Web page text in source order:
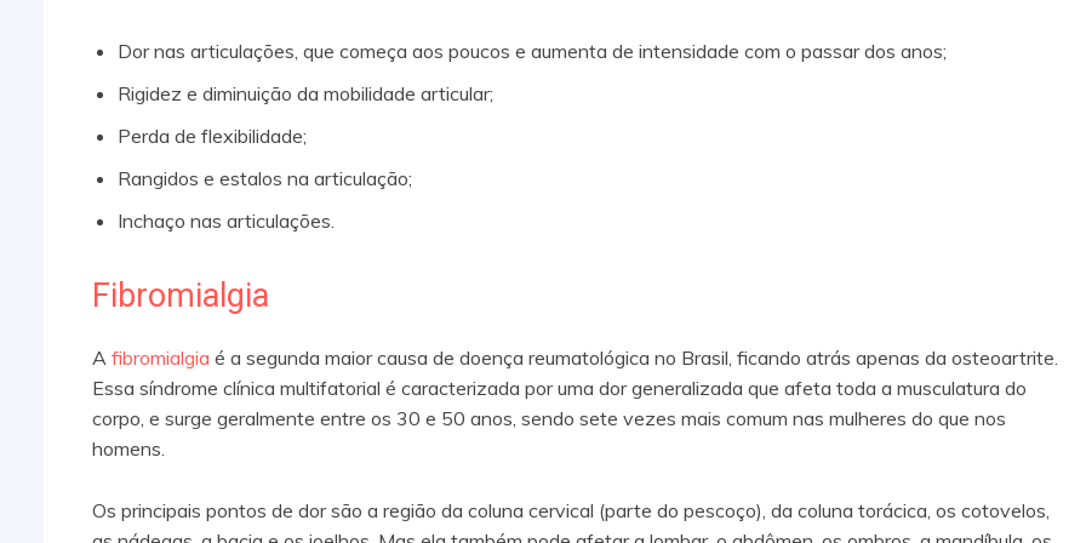
Dor nas articulações, que começa aos poucos e aumenta de intensidade com o passar dos anos;
Rigidez e diminuição da mobilidade articular;
Perda de flexibilidade;
Rangidos e estalos na articulação;
Inchaço nas articulações.
Fibromialgia
A fibromialgia é a segunda maior causa de doença reumatológica no Brasil, ficando atrás apenas da osteoartrite.
Essa síndrome clínica multifatorial é caracterizada por uma dor generalizada que afeta toda a musculatura do
corpo, e surge geralmente entre os 30 e 50 anos, sendo sete vezes mais comum nas mulheres do que nos
homens.
Os principais pontos de dor são a região da coluna cervical (parte do pescoço), da coluna torácica, os cotovelos,